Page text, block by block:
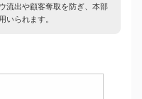
流出や顧客奪取を防ぎ、本部
いられます。